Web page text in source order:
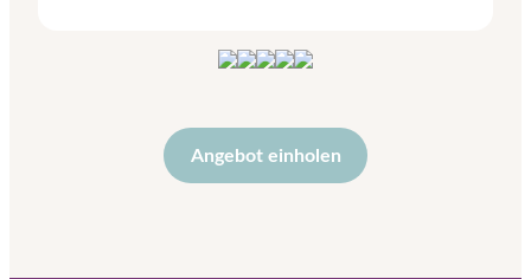
Angebot einholen